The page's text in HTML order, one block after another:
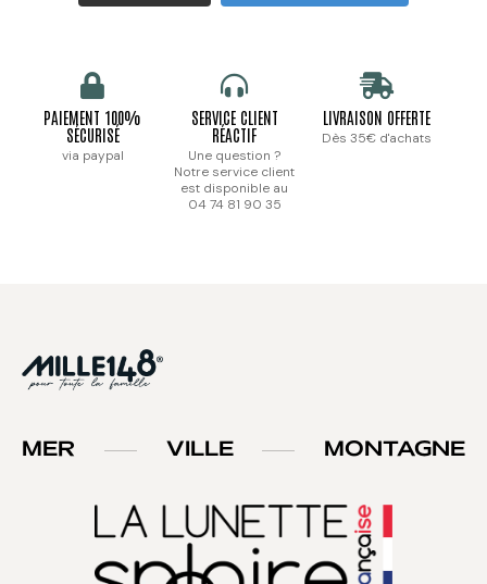
PAIEMENT 100%
SÉCURISÉ
via paypal
SERVICE CLIENT
RÉACTIF
Une question ?
Notre service client
est disponible au
04 74 81 90 35
LIVRAISON OFFERTE
Dès 35€ d'achats
MER VILLE MONTAGNE